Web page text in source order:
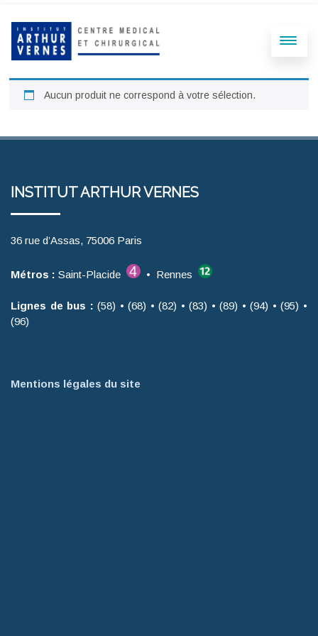
Aucun produit ne correspond à votre sélection.
INSTITUT ARTHUR VERNES
36 rue d’Assas, 75006 Paris
Métros : Saint-Placide • Rennes
Lignes de bus : (58) • (68) • (82) • (83) • (89) • (94) • (95) •
(96)
Mentions légales du site